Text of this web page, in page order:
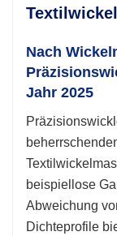
Nach
Jahr 2025
beispiellose
Abweichung
Dichteprofile